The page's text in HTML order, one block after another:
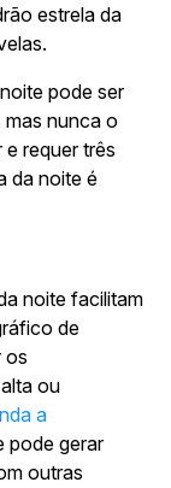
estrela da
pode ser
nunca o
requer três
da noite é
noite facilitam
de
os
ou
a
pode gerar
outras